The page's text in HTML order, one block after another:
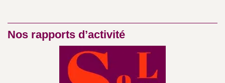
Nos rapports d’activité